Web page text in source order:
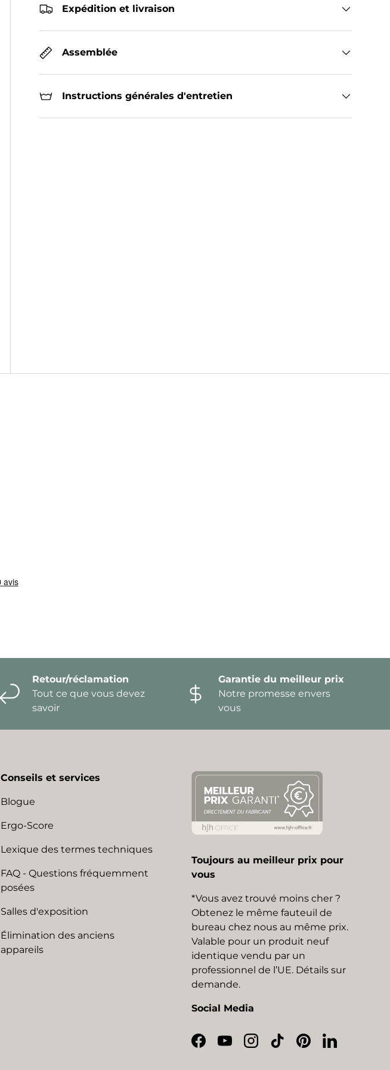
Expédition et livraison
Assemblée
Instructions générales d'entretien
Retour/réclamation
Tout ce que vous devez
savoir
Garantie du meilleur prix
Notre promesse envers
vous
Conseils et services
Blogue
Ergo-Score
Lexique des termes techniques
FAQ - Questions fréquemment
posées
Salles d'exposition
Élimination des anciens
appareils
Toujours au meilleur prix pour
vous
*Vous avez trouvé moins cher ?
Obtenez le même fauteuil de
bureau chez nous au même prix.
Valable pour un produit neuf
identique vendu par un
professionnel de l’UE. Détails sur
demande.
Social Media
Facebook
YouTubeInstagram
TikTokPinterestLinkedIn